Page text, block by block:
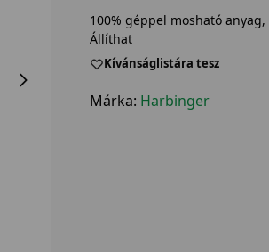
100% géppel mosható
Állíthat
Kívánságlistára tesz
Márka: Harbinger